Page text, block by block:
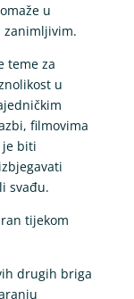
u
zanimljivim.
teme za
u
filmovima
je biti
svađu.
tijekom
drugih briga